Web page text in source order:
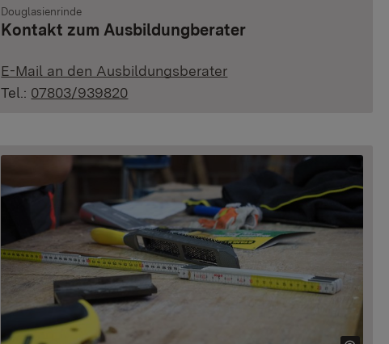
Douglasienrinde
Kontakt zum Ausbildungberater
E-Mail an den Ausbildungsberater
Tel.: 07803/939820